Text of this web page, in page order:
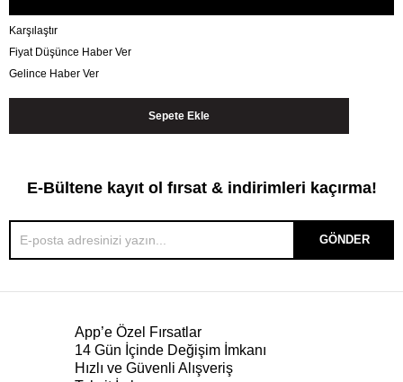
Karşılaştır
Fiyat Düşünce Haber Ver
Gelince Haber Ver
E-Bültene kayıt ol fırsat & indirimleri kaçırma!
GÖNDER
App’e Özel Fırsatlar
14 Gün İçinde Değişim İmkanı
Hızlı ve Güvenli Alışveriş